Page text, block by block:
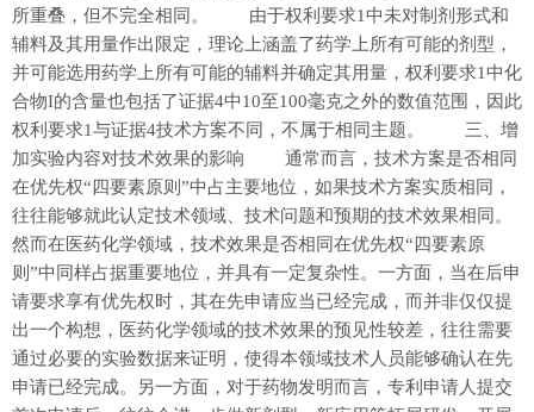
所重叠，但不完全相同。 由于权利要求1中未对制剂形式和
辅料及其用量作出限定，理论上涵盖了药学上所有可能的剂型，
并可能选用药学上所有可能的辅料并确定其用量，权利要求1中化
合物I的含量也包括了证据4中10至100毫克之外的数值范围，因此
权利要求1与证据4技术方案不同，不属于相同主题。 三、增
加实验内容对技术效果的影响 通常而言，技术方案是否相同
在优先权“四要素原则”中占主要地位，如果技术方案实质相同，
往往能够就此认定技术领域、技术问题和预期的技术效果相同。
然而在医药化学领域，技术效果是否相同在优先权“四要素原
则”中同样占据重要地位，并具有一定复杂性。一方面，当在后申
请要求享有优先权时，其在先申请应当已经完成，而并非仅仅提
出一个构想，医药化学领域的技术效果的预见性较差，往往需要
通过必要的实验数据来证明，使得本领域技术人员能够确认在先
申请已经完成。另一方面，对于药物发明而言，专利申请人提交